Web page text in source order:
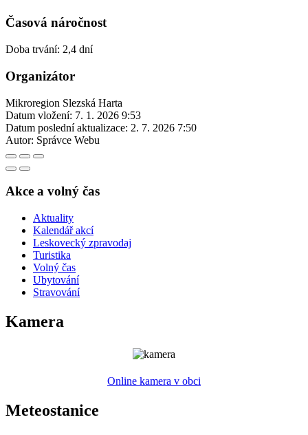
Časová náročnost
Doba trvání: 2,4 dní
Organizátor
Mikroregion Slezská Harta
Datum vložení: 7. 1. 2026 9:53
Datum poslední aktualizace: 2. 7. 2026 7:50
Autor: Správce Webu
Akce a volný čas
Aktuality
Kalendář akcí
Leskovecký zpravodaj
Turistika
Volný čas
Ubytování
Stravování
Kamera
Online kamera v obci
Meteostanice